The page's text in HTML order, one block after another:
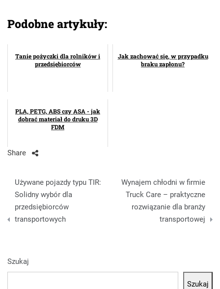
Podobne artykuły:
Tanie pożyczki dla rolników i
przedsiębiorców
Jak zachować się, w przypadku
braku zapłonu?
PLA, PETG, ABS czy ASA - jak
dobrać materiał do druku 3D
FDM
Share
Nawigacja
wpisu
Używane pojazdy typu TIR:
Solidny wybór dla
przedsiębiorców
transportowych
Wynajem chłodni w firmie
Truck Care – praktyczne
rozwiązanie dla branży
transportowej
Szukaj
Szukaj